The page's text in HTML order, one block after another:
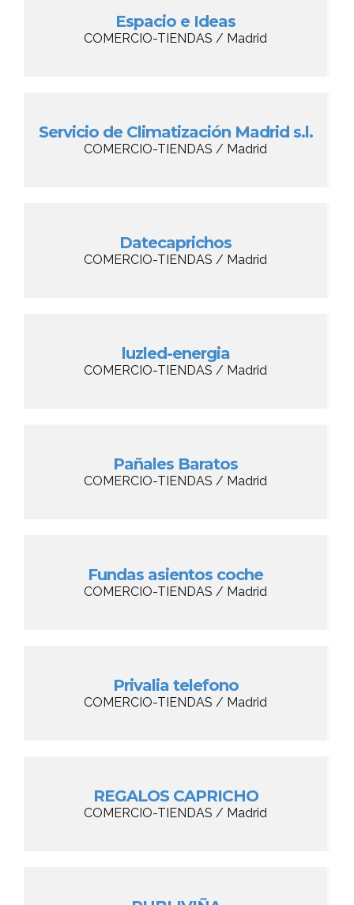
Espacio e Ideas
COMERCIO-TIENDAS / Madrid
Servicio de Climatización Madrid s.l.
COMERCIO-TIENDAS / Madrid
Datecaprichos
COMERCIO-TIENDAS / Madrid
luzled-energia
COMERCIO-TIENDAS / Madrid
Pañales Baratos
COMERCIO-TIENDAS / Madrid
Fundas asientos coche
COMERCIO-TIENDAS / Madrid
Privalia telefono
COMERCIO-TIENDAS / Madrid
REGALOS CAPRICHO
COMERCIO-TIENDAS / Madrid